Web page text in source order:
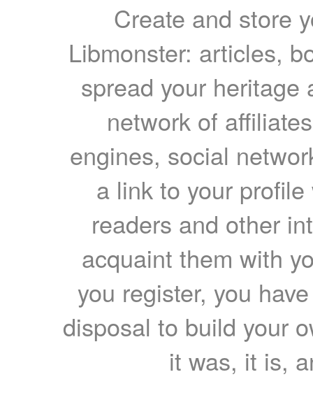
Create and store
Libmonster: articles,
spread your heritage
network of
engines, social
a link to your
readers and other
acquaint them with
you register, you
disposal to build your
it was, it is,